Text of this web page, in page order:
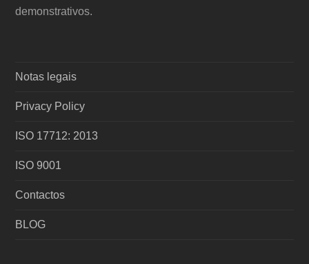
demonstrativos.
Notas legais
Privacy Policy
ISO 17712: 2013
ISO 9001
Contactos
BLOG